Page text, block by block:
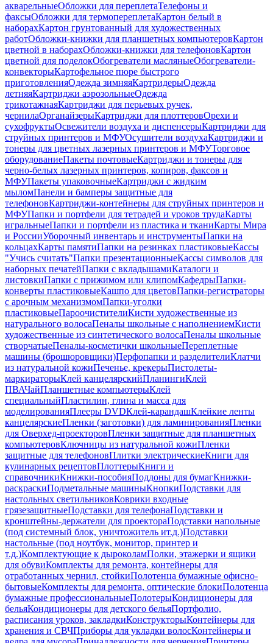
акварельныеОбложки для переплетаТелефоны и
факсыОбложки для термопереплетаКартон белый в
наборахКартон грунтованный для художественных
работОбложки-книжки для планшетных компьютеровКартон
цветной в наборахОбложки-книжки для телефоновКартон
цветной для поделокОбогреватели масляныеОбогреватели-
конвекторыКартофельное пюре быстрого
приготовленияОдежда зимняяКартридерыОдежда
летняяКартриджи аэрозольныеОдежда
трикотажнаяКартриджи для перьевых ручек,
чернилаОрганайзерыКартриджи для плоттеровОрехи и
сухофруктыОсвежители воздуха и диспенсерыКартриджи для
струйных принтеров и МФУОсушители воздухаКартриджи и
тонеры для цветных лазерных принтеров и МФУТорговое
оборудованиеПакеты почтовыеКартриджи и тонеры для
черно-белых лазерных принтеров, копиров, факсов и
МФУПакеты упаковочныеКартриджи с жидким
мыломПанели и бамперы защитные для
телефоновКартриджи-контейнеры для струйных принтеров и
МФУПапки и портфели для тетрадей и уроков трудаКарты
игральныеПапки и портфели из пластика и тканиКарты Мира
и РоссииУборочный инвентарь и инструментыПапки на
кольцахКарты памятиПапки на резинках пластиковыеКассы
"Учись считать"Папки презентационныеКассы символов для
наборных печатейПапки с вкладышамиКаталоги и
листовкиПапки с прижимом или клипомКафедрыПапки-
конверты пластиковыеКашпо для цветовПапки-регистраторы
с арочным механизмомПапки-уголки
пластиковыеПароочистителиКисти художественные из
натурального волосаПеналы школьные с наполнениемКисти
художественные из синтетического волосаПеналы школьные
створчатыеПеналы-косметички школьныеПереплетные
машины (брошюровщики)Перфопапки и разделителиКлатчи
из натуральной кожиПеченье, крекерыПистолеты-
маркираторыКлей канцелярскийПланингиКлей
ПВАЧайПланшетные компьютерыКлей
специальныйПластилин, глина и масса для
моделированияПлееры DVDКлей-карандашКлейкие ленты
канцелярскиеПленки (заготовки) для ламинированияПленки
для Оверхед-проекторовПленки защитные для планшетных
компьютеровКлючницы из натуральной кожиПленки
защитные для телефоновПлитки электрическиеКниги для
кулинарных рецептовПлоттерыКниги и
справочникиКнижки-пособияПоддоны для бумагКнижки-
раскраскиПодметальные машиныКнопкиПодставки для
настольных светильниковКоврики входные
грязезащитныеПодставки для телефонаПодставки и
кронштейны-держатели для проектораПодставки напольные
(под системный блок, уничтожитель ит.д.)Подставки
настольные (под ноутбук, монитор, принтер и
т.д.)Комплектующие к дыроколамПолки, этажерки и ящики
для обувиКомплекты для ремонта, контейнеры для
отработанных чернил, стойкиПолотенца бумажные офисно-
бытовыеКомплекты для ремонта, оптические блокиПолотенца
бумажные профессиональныеПолотерыКондиционеры для
бельяКондиционеры для детского бельяПортфолио,
расписания уроков, закладкиКонструкторыКонтейнеры для
хранения и СВЧПриборы для укладки волосКонтейнеры и